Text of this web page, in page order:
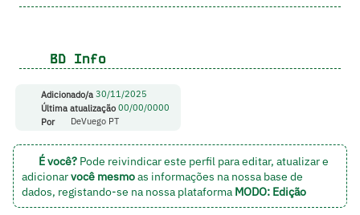
BD Info
Adicionado/a 30/11/2025
Última atualização 00/00/0000
Por
DeVuego PT
É você?Pode reivindicar este perfil para editar, atualizar e
adicionarvocê mesmoas informações na nossa base de
dados, registando-se na nossa plataforma MODO: Edição